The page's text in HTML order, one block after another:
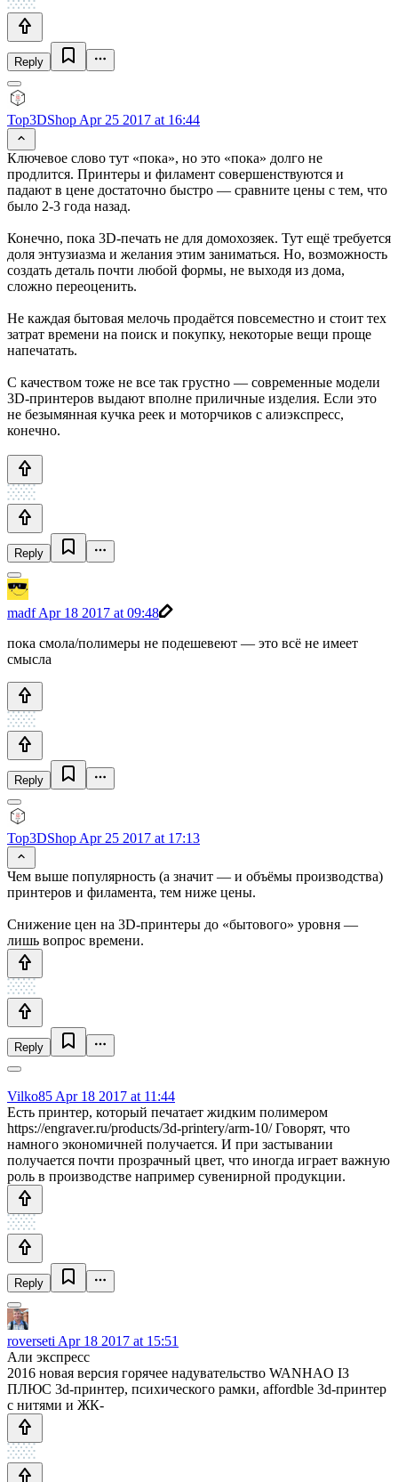
Reply
Top3DShop Apr 25 2017 at 16:44
Ключевое слово тут «пока», но это «пока» долго не
продлится. Принтеры и филамент совершенствуются и
падают в цене достаточно быстро — сравните цены с тем, что
было 2-3 года назад.
Конечно, пока 3D-печать не для домохозяек. Тут ещё требуется
доля энтузиазма и желания этим заниматься. Но, возможность
создать деталь почти любой формы, не выходя из дома,
сложно переоценить.
Не каждая бытовая мелочь продаётся повсеместно и стоит тех
затрат времени на поиск и покупку, некоторые вещи проще
напечатать.
С качеством тоже не все так грустно — современные модели
3D-принтеров выдают вполне приличные изделия. Если это
не безымянная кучка реек и моторчиков с алиэкспресс,
конечно.
Reply
madfApr 18 2017 at 09:48
пока смола/полимеры не подешевеют — это всё не имеет
смысла
Reply
Top3DShop Apr 25 2017 at 17:13
Чем выше популярность (а значит — и объёмы производства)
принтеров и филамента, тем ниже цены.
Снижение цен на 3D-принтеры до «бытового» уровня —
лишь вопрос времени.
Reply
Vilko85 Apr 18 2017 at 11:44
Есть принтер, который печатает жидким полимером
https://engraver.ru/products/3d-printery/arm-10/ Говорят, что
намного экономичней получается. И при застывании
получается почти прозрачный цвет, что иногда играет важную
роль в производстве например сувенирной продукции.
Reply
roverseti Apr 18 2017 at 15:51
Али экспресс
2016 новая версия горячее надувательство WANHAO I3
ПЛЮС 3d-принтер, психического рамки, affordble 3d-принтер
с нитями и ЖК-